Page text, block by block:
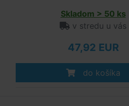
Skladom > 50 ks
v stredu u vás
47,92 EUR
do košíka